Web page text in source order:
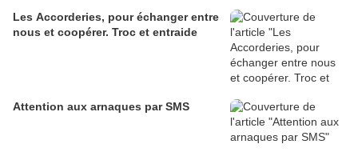
Les Accorderies, pour échanger entre
nous et coopérer. Troc et entraide
Attention aux arnaques par SMS